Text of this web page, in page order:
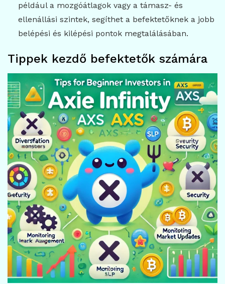
például a mozgóátlagok vagy a támasz- és
ellenállási szintek, segíthet a befektetőknek a jobb
belépési és kilépési pontok megtalálásában.
Tippek kezdő befektetők számára